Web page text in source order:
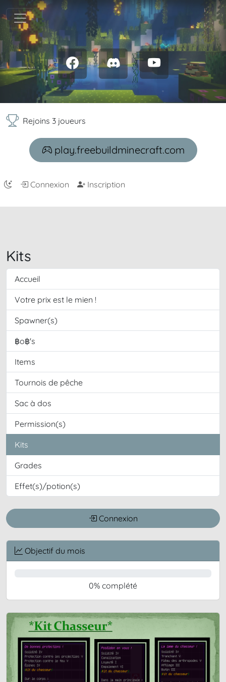
Rejoins 3 joueurs
play.freebuildminecraft.com
Connexion Inscription
Kits
Accueil
Votre prix est le mien !
Spawner(s)
฿o฿'s
Items
Tournois de pêche
Sac à dos
Permission(s)
Kits
Grades
Effet(s)/potion(s)
Connexion
Objectif du mois
0% complété